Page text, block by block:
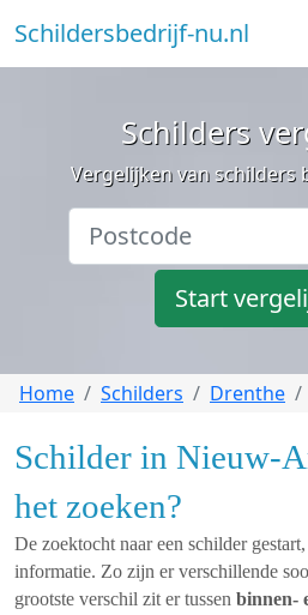
Schildersbedrijf-nu.nl
Schilders
Vergelijken van schilders
Start
Home Schilders Drenthe
Schilder in Nieuw-
het zoeken?
De zoektocht naar een schilder
informatie. Zo zijn er verschillende
grootste verschil zit er tussen binnen-